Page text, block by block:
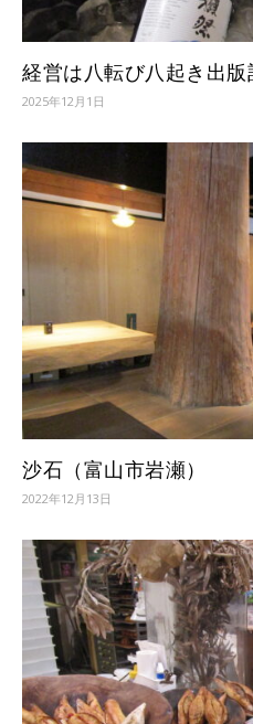
経営は八転び八起き出
2025年12月1日
沙石（富山市岩瀬）
2022年12月13日